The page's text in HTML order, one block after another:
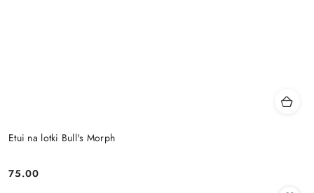
Etui na lotki Bull's Morph
Cena:
75.00